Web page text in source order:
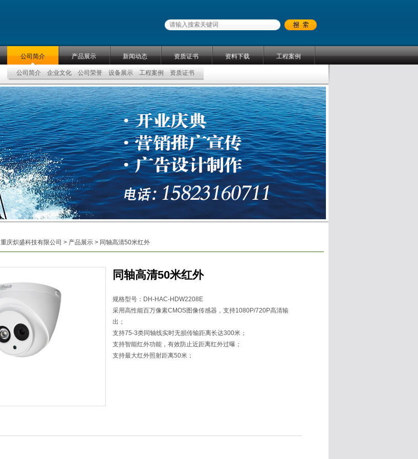
公司简介 产品展示 新闻动态 资质证书 资料下载 工程案例
公司简介 企业文化 公司荣誉 设备展示 工程案例 资质证书
重庆炽盛科技有限公司 > 产品展示 > 同轴高清50米红外
同轴高清50米红外
规格型号：DH-HAC-HDW2208E
采用高性能百万像素CMOS图像传感器，支持1080P/720P高清输
出；
支持75-3类同轴线实时无损传输距离长达300米；
支持智能红外功能，有效防止近距离红外过曝；
支持最大红外照射距离50米；